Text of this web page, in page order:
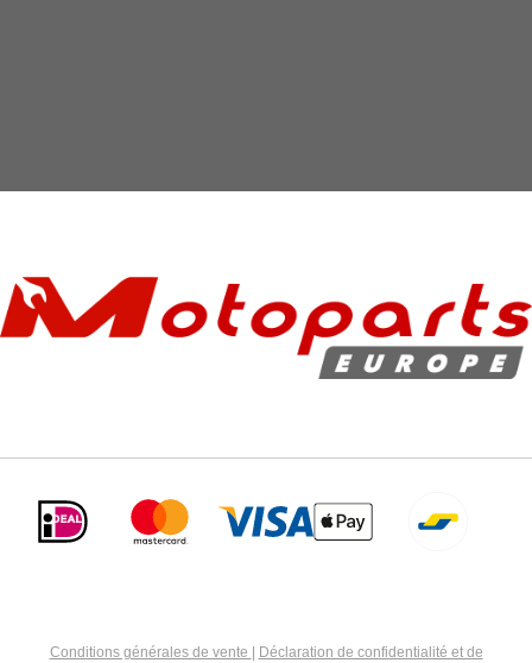
Conditions générales de vente
Déclaration de confidentialité et de